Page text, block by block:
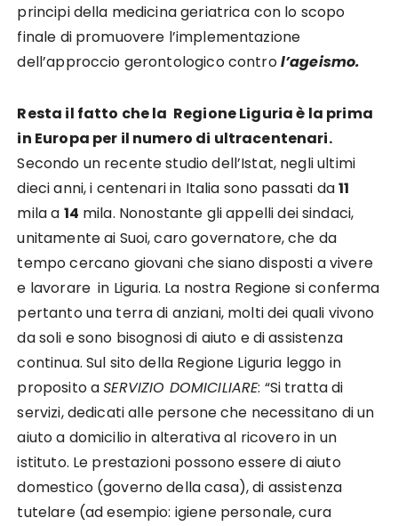
principi della medicina geriatrica con lo scopo
finale di promuovere l’implementazione
dell’approccio gerontologico control’ageismo.
Resta il fatto che la Regione Liguria è la prima
in Europa per il numero di ultracentenari.
Secondo un recente studio dell’Istat, negli ultimi
dieci anni, i centenari in Italia sono passati da11
mila a 14 mila. Nonostante gli appelli dei sindaci,
unitamente ai Suoi, caro governatore, che da
tempo cercano giovani che siano disposti a vivere
e lavorare in Liguria. La nostra Regione si conferma
pertanto una terra di anziani, molti dei quali vivono
da soli e sono bisognosi di aiuto e di assistenza
continua. Sul sito della Regione Liguria leggo in
proposito aSERVIZIO DOMICILIARE: “Si tratta di
servizi, dedicati alle persone che necessitano di un
aiuto a domicilio in alterativa al ricovero in un
istituto. Le prestazioni possono essere di aiuto
domestico (governo della casa), di assistenza
tutelare (ad esempio: igiene personale, cura